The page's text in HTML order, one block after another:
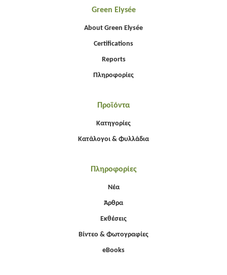
Green Elysée
About Green Elysée
Certifications
Reports
Πληροφορίες
Προϊόντα
Κατηγορίες
Κατάλογοι & Φυλλάδια
Πληροφορίες
Νέα
Άρθρα
Εκθέσεις
Βίντεο & Φωτογραφίες
eBooks